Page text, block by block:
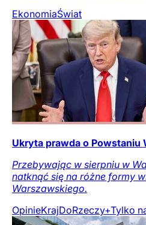
EkonomiaŚwiat
Ukryta prawda o Powstaniu
Przebywając w sierpniu w
natknąć się na różne formy
Warszawskiego.
OpinieKrajDoRzeczy+Tylko